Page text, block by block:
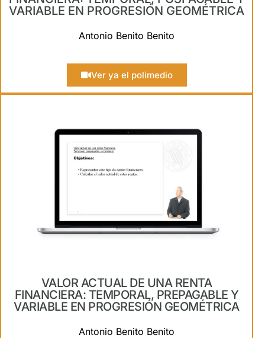
VARIABLE EN PROGRESIÓN GEOMÉTRICA
Antonio Benito Benito
Ver ya el polimedio
VALOR ACTUAL DE UNA RENTA
FINANCIERA: TEMPORAL, PREPAGABLE Y
VARIABLE EN PROGRESIÓN GEOMÉTRICA
Antonio Benito Benito